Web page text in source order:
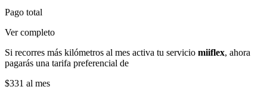
Pago total
Ver completo
Si recorres más kilómetros al mes activa tu servicio miiflex, ahora
pagarás una tarifa preferencial de
$331 al mes